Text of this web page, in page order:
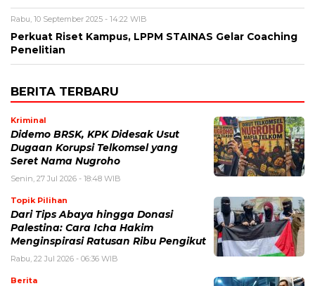
Rabu, 10 September 2025 - 14:22 WIB
Perkuat Riset Kampus, LPPM STAINAS Gelar Coaching
Penelitian
BERITA TERBARU
Kriminal
Didemo BRSK, KPK Didesak Usut
Dugaan Korupsi Telkomsel yang
Seret Nama Nugroho
Senin, 27 Jul 2026 - 18:48 WIB
Topik Pilihan
Dari Tips Abaya hingga Donasi
Palestina: Cara Icha Hakim
Menginspirasi Ratusan Ribu Pengikut
Rabu, 22 Jul 2026 - 06:36 WIB
Berita